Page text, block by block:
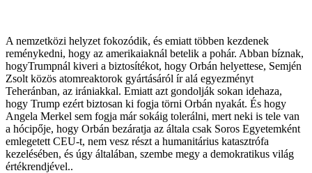
A nemzetközi helyzet fokozódik, és emiatt többen kezdenek
reménykedni, hogy az amerikaiaknál betelik a pohár. Abban bíznak,
hogyTrumpnál kiveri a biztosítékot, hogy Orbán helyettese, Semjén
Zsolt közös atomreaktorok gyártásáról ír alá egyezményt
Teheránban, az irániakkal. Emiatt azt gondolják sokan idehaza,
hogy Trump ezért biztosan ki fogja törni Orbán nyakát. És hogy
Angela Merkel sem fogja már sokáig tolerálni, mert neki is tele van
a hócipője, hogy Orbán bezáratja az általa csak Soros Egyetemként
emlegetett CEU-t, nem vesz részt a humanitárius katasztrófa
kezelésében, és úgy általában, szembe megy a demokratikus világ
értékrendjével..